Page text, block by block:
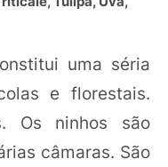
uma séria
e florestais.
Os ninhos são
câmaras. São